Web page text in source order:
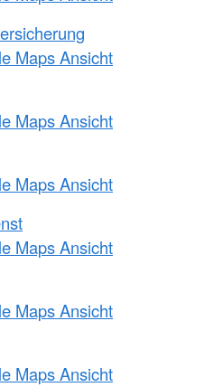
Maps Ansicht
Maps Ansicht
Maps Ansicht
Maps Ansicht
Maps Ansicht
Maps Ansicht